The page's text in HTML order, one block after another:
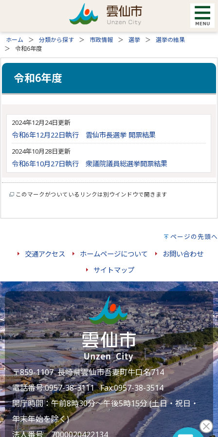
ホーム 分類から探す 市政情報 選挙
選挙の結果
令和6年度
令和6年度
2024年12月24日更新
令和6年12月22日執行 雲仙市長選挙 開票結果
2024年10月28日更新
令和6年10月27日執行 衆議院議員総選挙開票結果
このマークがついているリンクは別ウインドウで開きます
ページの先頭へ
交通アクセス ホームページについて
お問い合わせ
サイトマップ
〒859-1107 長崎県雲仙市吾妻町牛口名714
電話番号:0957-38-3111Fax:0957-38-3514
開庁時間：午前8時30分～午後5時15分 (土日・祝日・
年末年始を除く)
法人番号 7000020422134